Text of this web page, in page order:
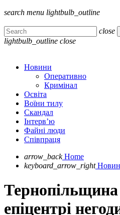
search menu lightbulb_outline
close
lightbulb_outline close
Новини
Оперативно
Кримінал
Освіта
Воїни тилу
Скандал
Інтерв’ю
Файні люди
Співпраця
arrow_back Home
keyboard_arrow_right
епіцентрі